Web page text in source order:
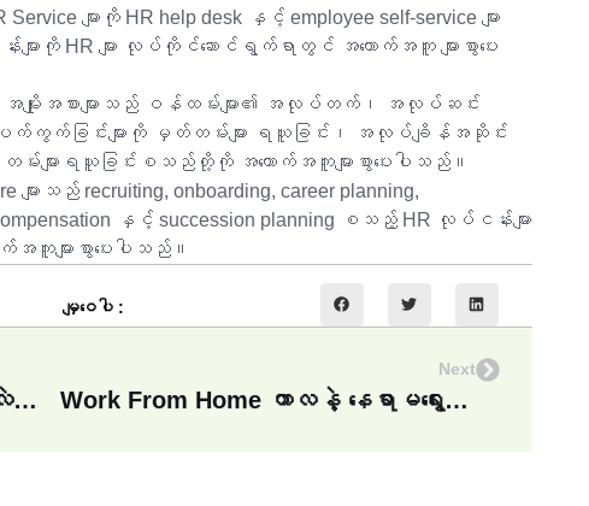
များကို HR help desk နှင့် employee self-service များ
းကို HR များ လုပ်ကိုင်ဆောင်ရွက်ရာတွင် အထောက်အကူ များစွာပေး
အမျိုးအစားများသည် ဝန်ထမ်းများ၏ အလုပ်တက်၊ အလုပ်ဆင်း
က်ကွက်ခြင်းများကို မှတ်တမ်းများ ရယူခြင်း၊ အလုပ်ချိန်အဆိုင်း
းများရယူခြင်းစသည်တို့ကို အထောက်အကူများစွာပေးပါသည်။
များသည် recruiting, onboarding, career planning,
နှင့် succession planning စသည့် HR လုပ်ငန်းများ
များစွာပေးပါသည်။
မျှဝေပါ :
Personal Income Tax အပြောင်းအလဲနဲ့ ခေါင်းအေးစေမယ့် BAMAWL HR Software
Next
Work From Home ကာလနဲ့ နေရာမရွေးတဲ့ BAMAWL HR Software လေး